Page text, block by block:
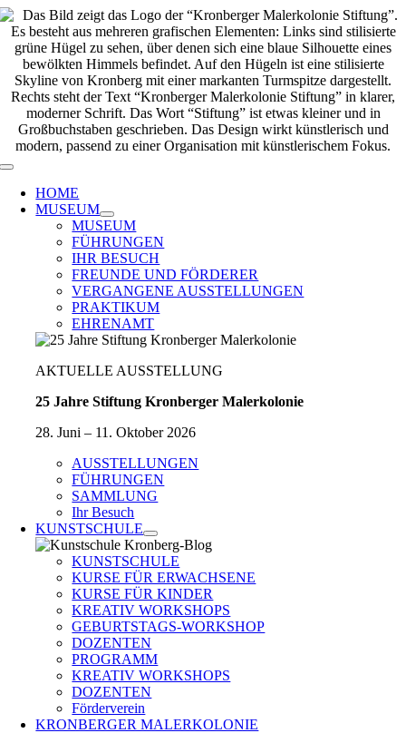
Zum
Inhalt
springen
Toggle
Navigation
HOME
MUSEUM
MUSEUM
FÜHRUNGEN
IHR BESUCH
FREUNDE UND FÖRDERER
VERGANGENE AUSSTELLUNGEN
PRAKTIKUM
EHRENAMT
AKTUELLE AUSSTELLUNG
25 Jahre Stiftung Kronberger Malerkolonie
28. Juni – 11. Oktober 2026
AUSSTELLUNGEN
FÜHRUNGEN
SAMMLUNG
Ihr Besuch
KUNSTSCHULE
KUNSTSCHULE
KURSE FÜR ERWACHSENE
KURSE FÜR KINDER
KREATIV WORKSHOPS
GEBURTSTAGS-WORKSHOP
DOZENTEN
PROGRAMM
KREATIV WORKSHOPS
DOZENTEN
Förderverein
KRONBERGER MALERKOLONIE